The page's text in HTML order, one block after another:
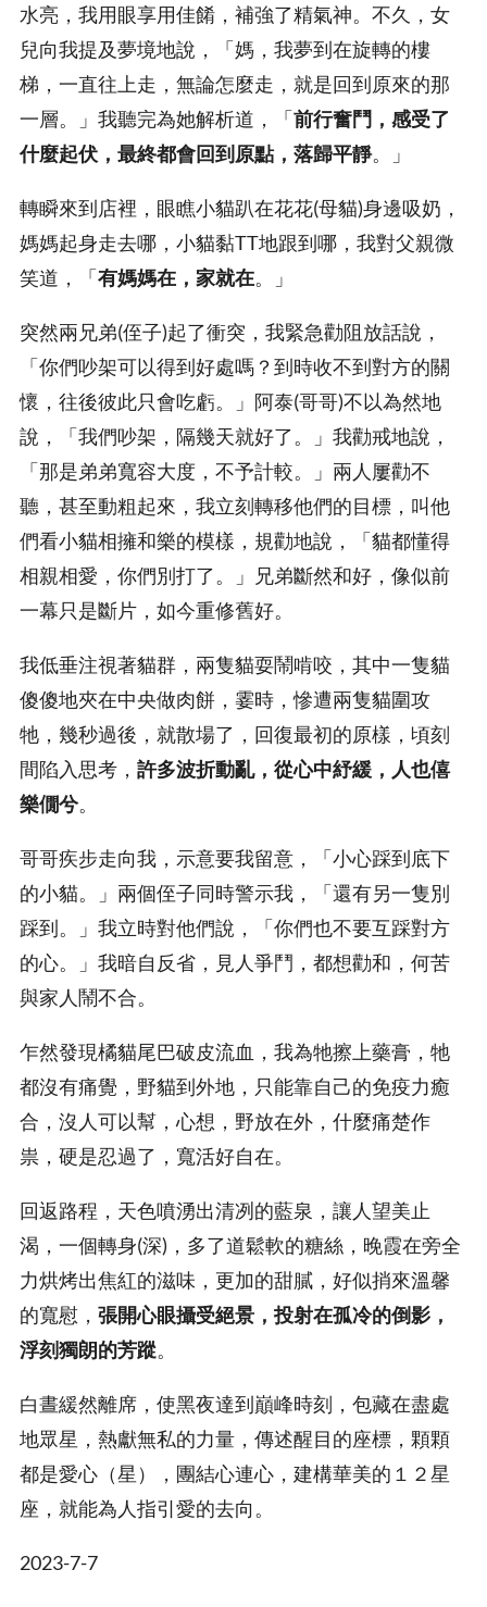
水亮，我用眼享用佳餚，補強了精氣神。不久，女
兒向我提及夢境地說，「媽，我夢到在旋轉的樓
梯，一直往上走，無論怎麼走，就是回到原來的那
一層。」我聽完為她解析道，「前行奮鬥，感受了
什麼起伏，最終都會回到原點，落歸平靜。」
轉瞬來到店裡，眼瞧小貓趴在花花(母貓)身邊吸奶，
媽媽起身走去哪，小貓黏TT地跟到哪，我對父親微
笑道，「有媽媽在，家就在。」
突然兩兄弟(侄子)起了衝突，我緊急勸阻放話說，
「你們吵架可以得到好處嗎？到時收不到對方的關
懷，往後彼此只會吃虧。」阿泰(哥哥)不以為然地
說，「我們吵架，隔幾天就好了。」我勸戒地說，
「那是弟弟寬容大度，不予計較。」兩人屢勸不
聽，甚至動粗起來，我立刻轉移他們的目標，叫他
們看小貓相擁和樂的模樣，規勸地說，「貓都懂得
相親相愛，你們別打了。」兄弟斷然和好，像似前
一幕只是斷片，如今重修舊好。
我低垂注視著貓群，兩隻貓耍鬧啃咬，其中一隻貓
傻傻地夾在中央做肉餅，霎時，慘遭兩隻貓圍攻
牠，幾秒過後，就散場了，回復最初的原樣，頃刻
間陷入思考， 許多波折動亂，從心中紓緩，人也僖
樂僩兮。
哥哥疾步走向我，示意要我留意，「小心踩到底下
的小貓。」兩個侄子同時警示我，「還有另一隻別
踩到。」我立時對他們說，「你們也不要互踩對方
的心。」我暗自反省，見人爭鬥，都想勸和，何苦
與家人鬧不合。
乍然發現橘貓尾巴破皮流血，我為牠擦上藥膏，牠
都沒有痛覺，野貓到外地，只能靠自己的免疫力癒
合，沒人可以幫，心想，野放在外，什麼痛楚作
祟，硬是忍過了，寬活好自在。
回返路程，天色噴湧出清冽的藍泉，讓人望美止
渴，一個轉身(深)，多了道鬆軟的糖絲，晚霞在旁全
力烘烤出焦紅的滋味，更加的甜膩，好似捎來溫馨
的寬慰， 張開心眼攝受絕景，投射在孤冷的倒影，
浮刻獨朗的芳蹤。
白晝緩然離席，使黑夜達到巔峰時刻，包藏在盡處
地眾星，熱獻無私的力量，傳述醒目的座標，顆顆
都是愛心（星），團結心連心，建構華美的１２星
座，就能為人指引愛的去向。
2023-7-7